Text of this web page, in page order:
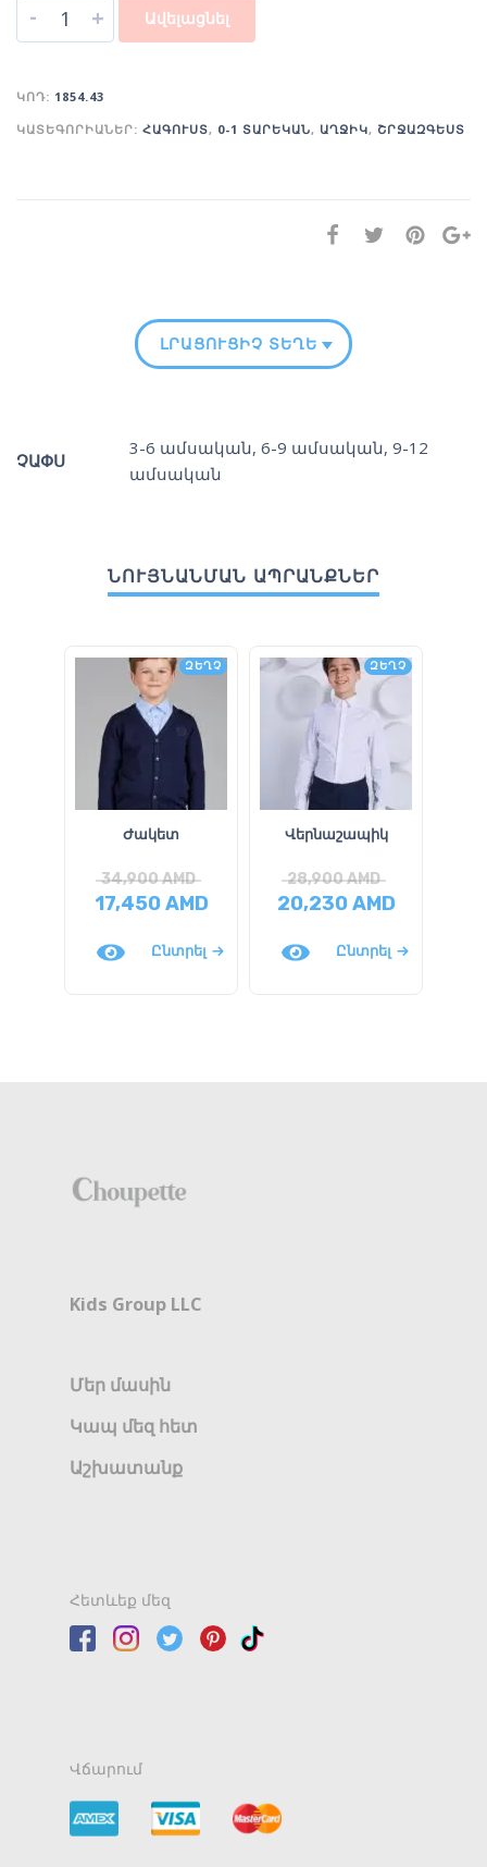
- + Ավելացնել
ԿՈԴ: 1854.43
ԿԱՏԵԳՈՐԻԱՆԵՐ: ՀԱԳՈՒՍՏ, 0-1 ՏԱՐԵԿԱՆ, ԱՂՋԻԿ, ՇՐՋԱԶԳԵՍՏ
ԼՐԱՑՈՒՑԻՉ ՏԵՂԵԿՈՒԹՅՈՒՆ
ՉԱՓՍ
3-6 ամսական, 6-9 ամսական, 9-12
ամսական
ՆՈՒՅՆԱՆՄԱՆ ԱՊՐԱՆՔՆԵՐ
ԶԵՂՉ
Ժակետ
34,900AMD
17,450AMD
Ընտրել
ԶԵՂՉ
Վերնաշապիկ
28,900AMD
20,230AMD
Ընտրել
Kids Group LLC
Մեր մասին
Կապ մեզ հետ
Աշխատանք
Հետևեք մեզ
Վճարում